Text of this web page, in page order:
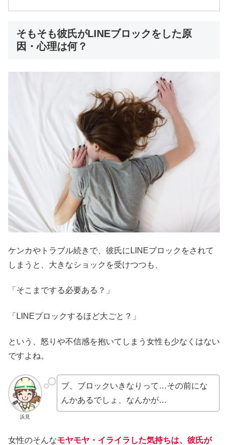
そもそも彼氏がLINEブロックをした原
因・心理は何？
ケンカやトラブル続きで、彼氏にLINEブロックをされて
しまうと、大きなショックを受けつつも、
「そこまでする必要ある？」
「LINEブロックするほど大ごと？」
という、怒りや不信感を抱いてしまう女性も少なくはない
ですよね。
浜見
ブ、ブロックいきなりって…その前にな
んかあるでしょ、なんかが…
女性のそんなモヤモヤ・イライラした気持ちは、彼氏が